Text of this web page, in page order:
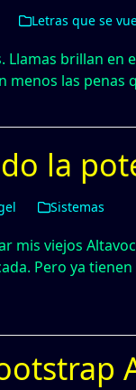
Letras que se
Llamas brillan
menos las
la
Sistemas
mis viejos
Pero ya